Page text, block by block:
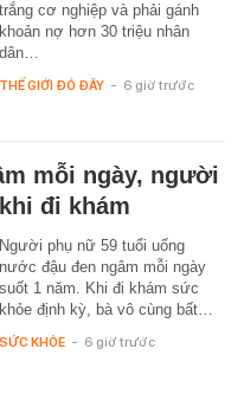
trắng cơ nghiệp và phải gánh
khoản nợ hơn 30 triệu nhân
dân…
THẾ GIỚI ĐÓ ĐÂY - 6 giờ trước
mỗi ngày, người
đi khám
Người phụ nữ 59 tuổi uống
nước đậu đen ngâm mỗi ngày
suốt 1 năm. Khi đi khám sức
khỏe định kỳ, bà vô cùng bất…
SỨC KHỎE - 6 giờ trước